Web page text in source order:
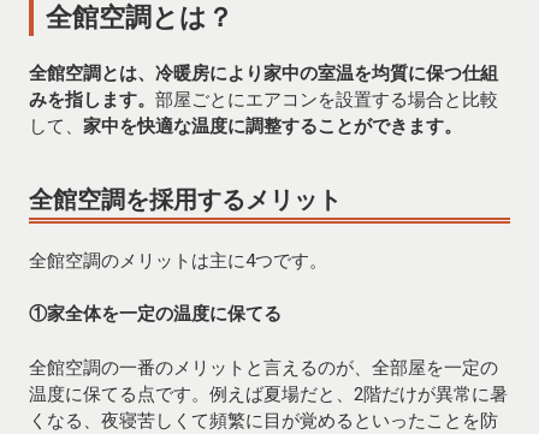
全館空調とは？
全館空調とは、冷暖房により家中の室温を均質に保つ仕組
みを指します。 部屋ごとにエアコンを設置する場合と比較
して、 家中を快適な温度に調整することができます。
全館空調を採用するメリット
全館空調のメリットは主に4つです。
①家全体を一定の温度に保てる
全館空調の一番のメリットと言えるのが、全部屋を一定の
温度に保てる点です。例えば夏場だと、2階だけが異常に暑
くなる、夜寝苦しくて頻繁に目が覚めるといったことを防